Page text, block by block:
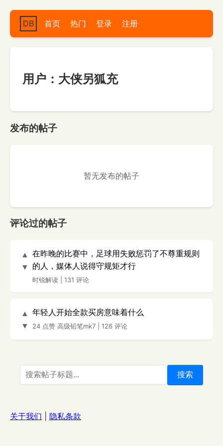
DB 首页 热门 登录 注册
用户：大侠另狐充
发布的帖子
暂无发布的帖子
评论过的帖子
▲
▼
在昨晚的比赛中，足球用失败惩罚了不尊重规则
的人，媒体人说得守规矩才行
时锐解读 131 评论
▲
▼
年轻人开始全款买房意味着什么
24 点赞 高级铅笔mk7 126 评论
搜索
关于我们 隐私条款